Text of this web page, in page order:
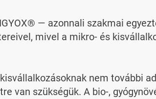
— azonnali szakmai
mivel a mikro- és
nem további
van szükségük. A bio-,